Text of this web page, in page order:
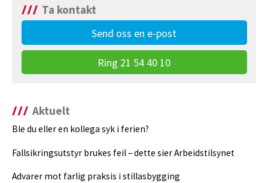
Ta kontakt
Send oss en e-post
Ring 21 54 40 10
Aktuelt
Ble du eller en kollega syk i ferien?
Fallsikringsutstyr brukes feil – dette sier Arbeidstilsynet
Advarer mot farlig praksis i stillasbygging